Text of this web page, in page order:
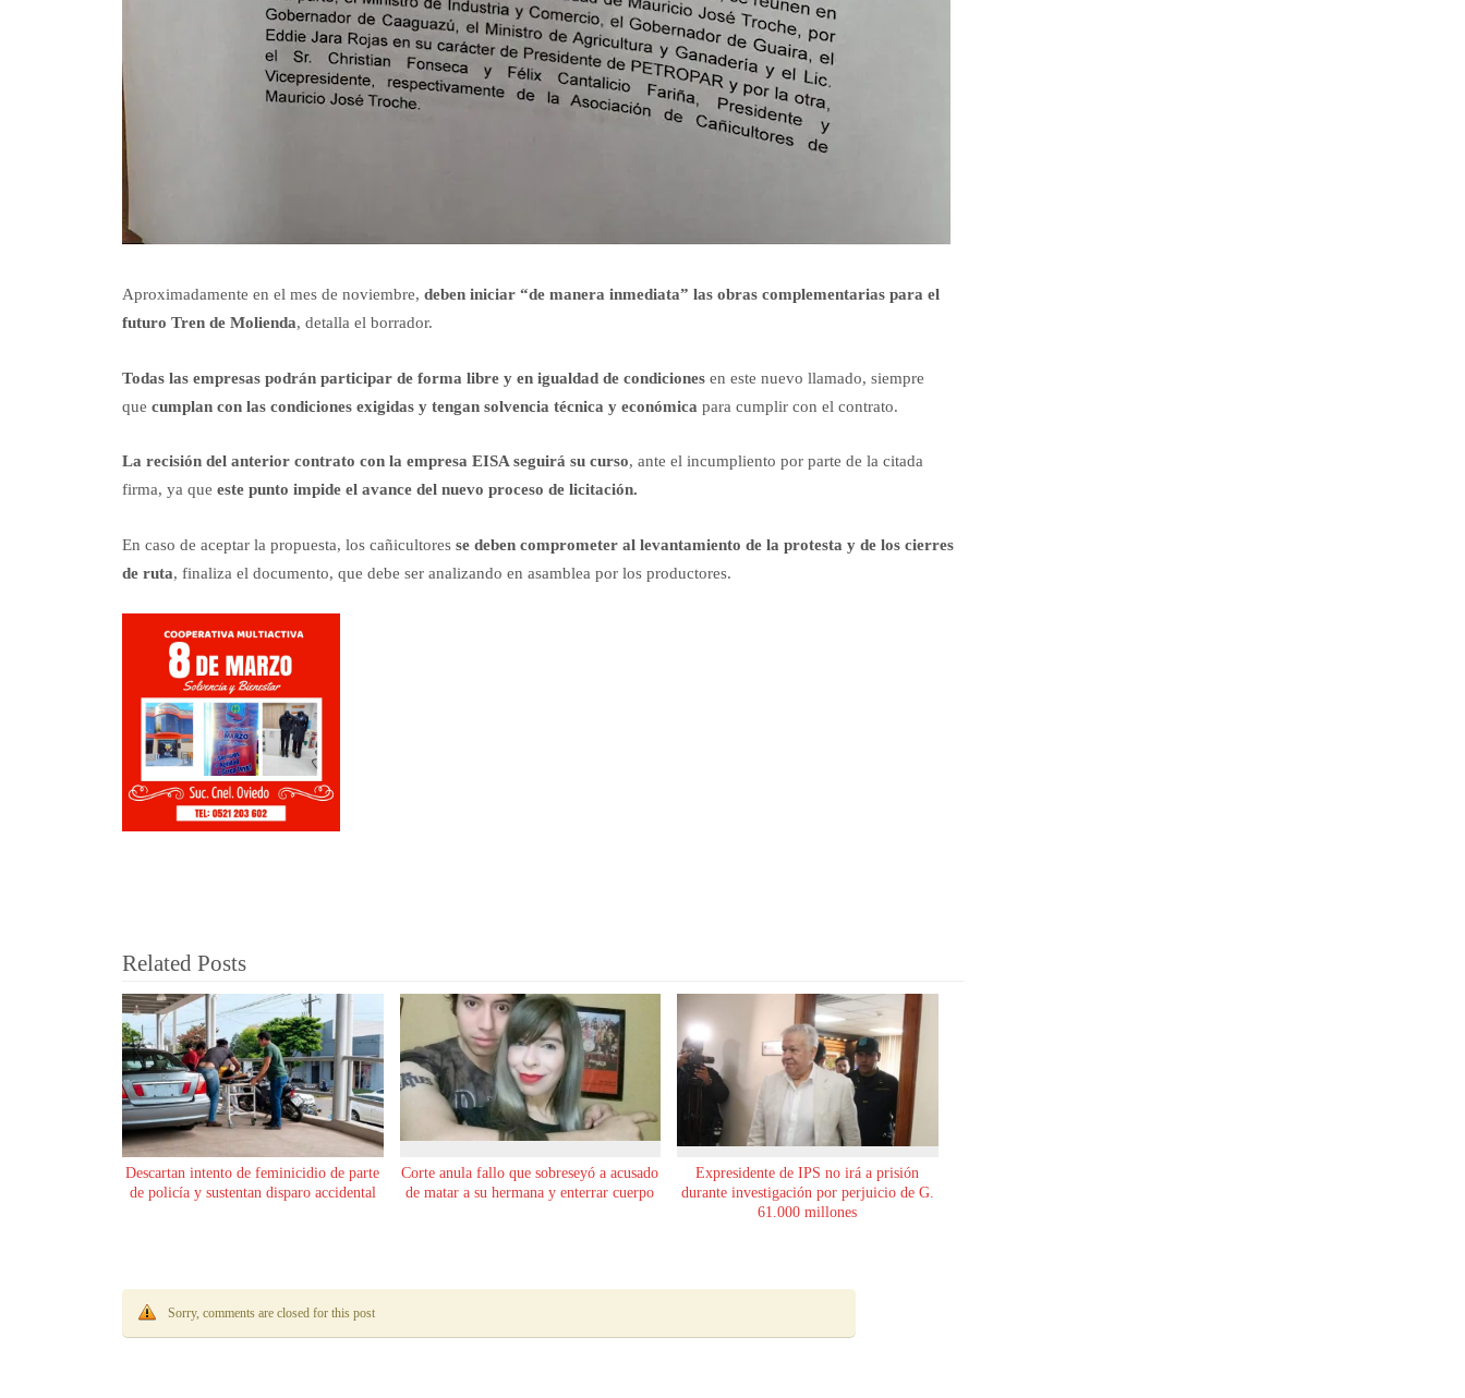
Aproximadamente en el mes de noviembre, deben iniciar “de manera inmediata” las obras complementarias para el
futuro Tren de Molienda, detalla el borrador.
Todas las empresas podrán participar de forma libre y en igualdad de condiciones en este nuevo llamado, siempre
que cumplan con las condiciones exigidas y tengan solvencia técnica y económica para cumplir con el contrato.
La recisión del anterior contrato con la empresa EISA seguirá su curso, ante el incumpliento por parte de la citada
firma, ya que este punto impide el avance del nuevo proceso de licitación.
En caso de aceptar la propuesta, los cañicultores se deben comprometer al levantamiento de la protesta y de los cierres
de ruta, finaliza el documento, que debe ser analizando en asamblea por los productores.
Related Posts
Descartan intento de feminicidio de parte
de policía y sustentan disparo accidental
Corte anula fallo que sobreseyó a acusado
de matar a su hermana y enterrar cuerpo
Expresidente de IPS no irá a prisión
durante investigación por perjuicio de G.
61.000 millones
Sorry, comments are closed for this post